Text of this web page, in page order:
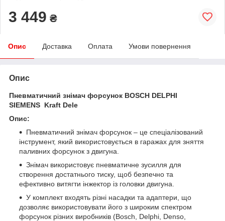
3 449 ₴
Опис Доставка Оплата Умови повернення
Опис
Пневматичний знімач форсунок BOSCH DELPHI
SIEMENS Kraft Dele
Опис:
Пневматичний знімач форсунок – це спеціалізований
інструмент, який використовується в гаражах для зняття
паливних форсунок з двигуна.
Знімач використовує пневматичне зусилля для
створення достатнього тиску, щоб безпечно та
ефективно витягти інжектор із головки двигуна.
У комплект входять різні насадки та адаптери, що
дозволяє використовувати його з широким спектром
форсунок різних виробників (Bosch, Delphi, Denso,